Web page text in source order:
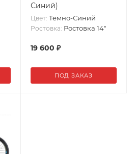
Синий)
Цвет: Темно-Синий
Ростовка: Ростовка 14"
19 600 ₽
ПОД ЗАКАЗ